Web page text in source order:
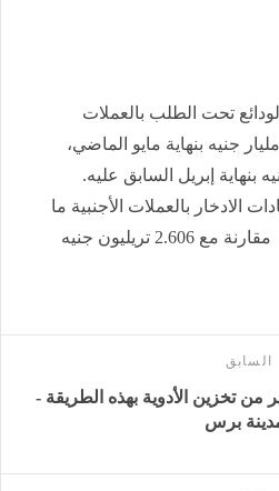
تحت الطلب بالعملات
الأجنبية ما يعادل 853.973 مليار جنيه بنهاية مايو الماضي،
مليار جنيه بنهاية إبريل السابق عليه.
الادخار بالعملات الأجنبية ما
يعادل 2.571 تريليون جنيه، مقارنة مع 2.606 تريليون جنيه
السابق
من تخزين الأدوية بهذه الطريقة -
برس